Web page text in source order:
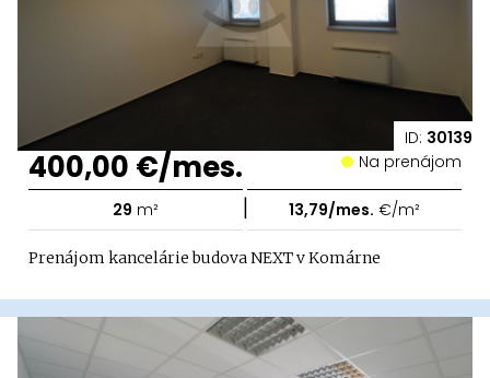
ID: 30139
400,00 €/mes. Na prenájom
29 m² | 13,79/mes. €/m²
Prenájom kancelárie budova NEXT v Komárne